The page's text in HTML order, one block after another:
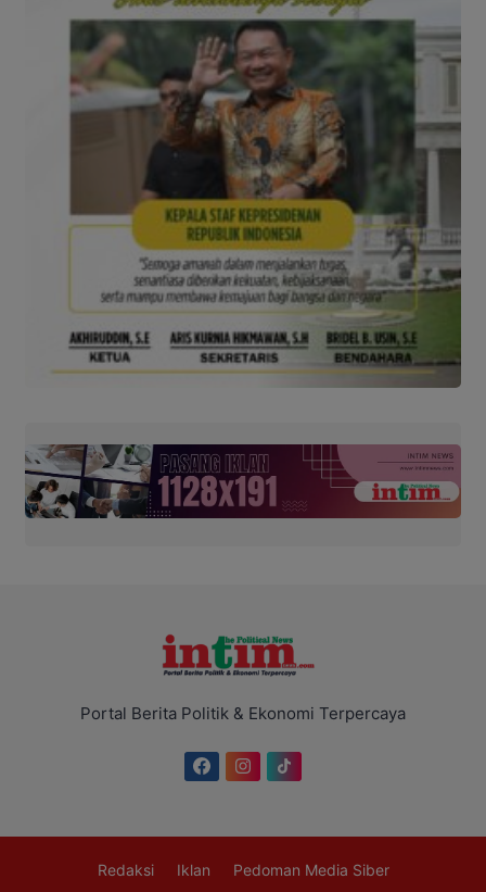
Portal Berita Politik & Ekonomi Terpercaya
Redaksi Iklan Pedoman Media Siber